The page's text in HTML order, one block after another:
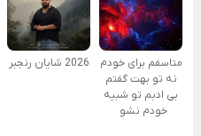
متاسفم برای خودم
نه تو بهت گفتم
بی ادبم تو شبیه
خودم نشو ‌ ‌
2026 شایان رنجبر